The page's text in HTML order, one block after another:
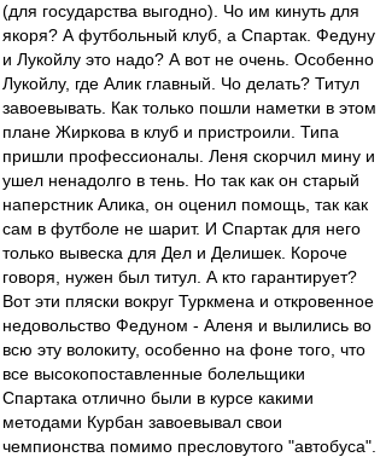
(для государства выгодно). Чо им кинуть для
якоря? А футбольный клуб, а Спартак. Федуну
и Лукойлу это надо? А вот не очень. Особенно
Лукойлу, где Алик главный. Чо делать? Титул
завоевывать. Как только пошли наметки в этом
плане Жиркова в клуб и пристроили. Типа
пришли профессионалы. Леня скорчил мину и
ушел ненадолго в тень. Но так как он старый
наперстник Алика, он оценил помощь, так как
сам в футболе не шарит. И Спартак для него
только вывеска для Дел и Делишек. Короче
говоря, нужен был титул. А кто гарантирует?
Вот эти пляски вокруг Туркмена и откровенное
недовольство Федуном - Аленя и вылились во
всю эту волокиту, особенно на фоне того, что
все высокопоставленные болельщики
Спартака отлично были в курсе какими
методами Курбан завоевывал свои
чемпионства помимо пресловутого "автобуса".